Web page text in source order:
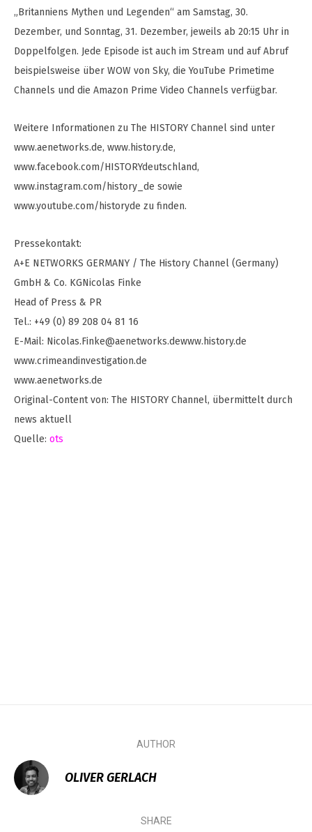
„Britanniens Mythen und Legenden“ am Samstag, 30.
Dezember, und Sonntag, 31. Dezember, jeweils ab 20:15 Uhr in
Doppelfolgen. Jede Episode ist auch im Stream und auf Abruf
beispielsweise über WOW von Sky, die YouTube Primetime
Channels und die Amazon Prime Video Channels verfügbar.
Weitere Informationen zu The HISTORY Channel sind unter
www.aenetworks.de, www.history.de,
www.facebook.com/HISTORYdeutschland,
www.instagram.com/history_de sowie
www.youtube.com/historyde zu finden.
Pressekontakt:
A+E NETWORKS GERMANY / The History Channel (Germany)
GmbH & Co. KGNicolas Finke
Head of Press & PR
Tel.: +49 (0) 89 208 04 81 16
E-Mail: Nicolas.Finke@aenetworks.dewww.history.de
www.crimeandinvestigation.de
www.aenetworks.de
Original-Content von: The HISTORY Channel, übermittelt durch
news aktuell
Quelle: ots
AUTHOR
OLIVER GERLACH
SHARE